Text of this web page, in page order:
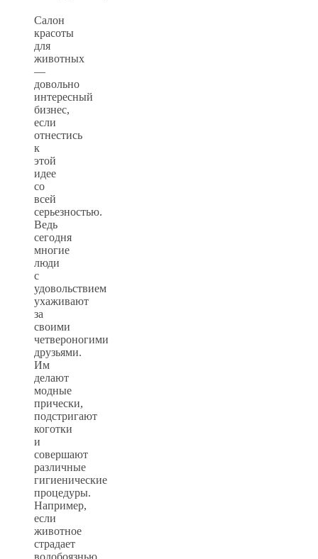
Салон
красоты
для
животных
—
довольно
интересный
бизнес,
если
отнестись
к
этой
идее
со
всей
серьезностью.
Ведь
сегодня
многие
люди
с
удовольствием
ухаживают
за
своими
четвероногими
друзьями.
Им
делают
модные
прически,
подстригают
коготки
и
совершают
различные
гигиенические
процедуры.
Например,
если
животное
страдает
водобоязнью,